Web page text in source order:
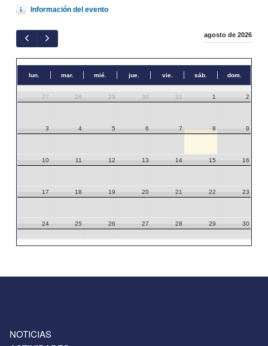
Información del evento
agosto de 2026
lun. mar. mié. jue. vie. sáb. dom.
27 28 29 30 31 1 2
3 4 5 6 7 8 9
10 11 12 13 14 15 16
17 18 19 20 21 22 23
24 25 26 27 28 29 30
NOTICIAS